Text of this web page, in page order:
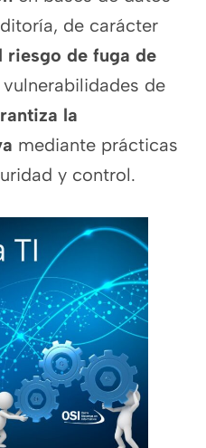
de carácter
riesgo de fuga de
de
la
mediante prácticas
y control.